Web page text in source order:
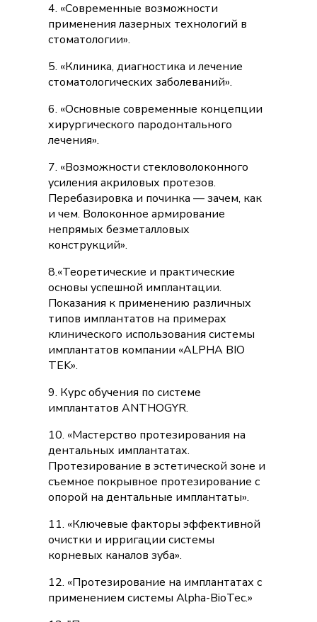
4. «Современные возможности
применения лазерных технологий в
стоматологии».
5. «Клиника, диагностика и лечение
стоматологических заболеваний».
6. «Основные современные концепции
хирургического пародонтального
лечения».
7. «Возможности стекловолоконного
усиления акриловых протезов.
Перебазировка и починка — зачем, как
и чем. Волоконное армирование
непрямых безметалловых
конструкций».
8.«Теоретические и практические
основы успешной имплантации.
Показания к применению различных
типов имплантатов на примерах
клинического использования системы
имплантатов компании «ALPHA BIO
TEK».
9. Курс обучения по системе
имплантатов ANTHOGYR.
10. «Мастерство протезирования на
дентальных имплантатах.
Протезирование в эстетической зоне и
съемное покрывное протезирование с
опорой на дентальные имплантаты».
11. «Ключевые факторы эффективной
очистки и ирригации системы
корневых каналов зуба».
12. «Протезирование на имплантатах с
применением системы Alpha-BioTec.»